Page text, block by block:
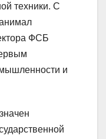
техники. С
ФСБ
и